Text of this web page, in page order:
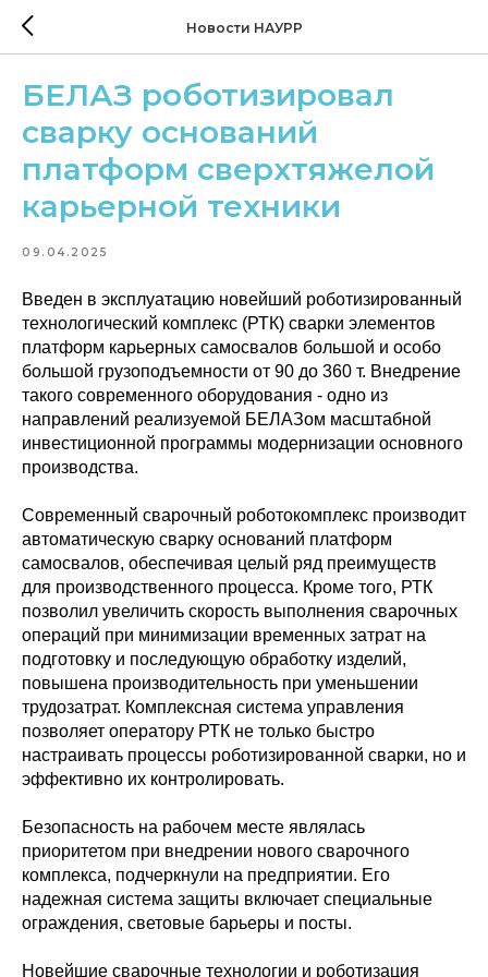
Новости НАУРР
БЕЛАЗ роботизировал
сварку оснований
платформ сверхтяжелой
карьерной техники
09.04.2025
Введен в эксплуатацию новейший роботизированный
технологический комплекс (РТК) сварки элементов
платформ карьерных самосвалов большой и особо
большой грузоподъемности от 90 до 360 т. Внедрение
такого современного оборудования - одно из
направлений реализуемой БЕЛАЗом масштабной
инвестиционной программы модернизации основного
производства.
Современный сварочный роботокомплекс производит
автоматическую сварку оснований платформ
самосвалов, обеспечивая целый ряд преимуществ
для производственного процесса. Кроме того, РТК
позволил увеличить скорость выполнения сварочных
операций при минимизации временных затрат на
подготовку и последующую обработку изделий,
повышена производительность при уменьшении
трудозатрат. Комплексная система управления
позволяет оператору РТК не только быстро
настраивать процессы роботизированной сварки, но и
эффективно их контролировать.
Безопасность на рабочем месте являлась
приоритетом при внедрении нового сварочного
комплекса, подчеркнули на предприятии. Его
надежная система защиты включает специальные
ограждения, световые барьеры и посты.
Новейшие сварочные технологии и роботизация